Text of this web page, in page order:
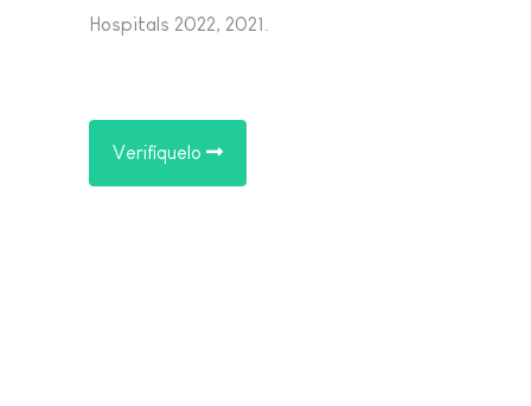
Hospitals 2022, 2021.
Verifíquelo